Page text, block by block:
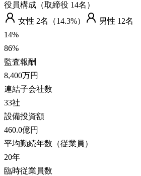
役員構成（取締役 14名）
女性 2名（14.3%） 男性 12名
14%
86%
監査報酬
8,400万円
連結子会社数
33社
設備投資額
460.0億円
平均勤続年数（従業員）
20年
臨時従業員数